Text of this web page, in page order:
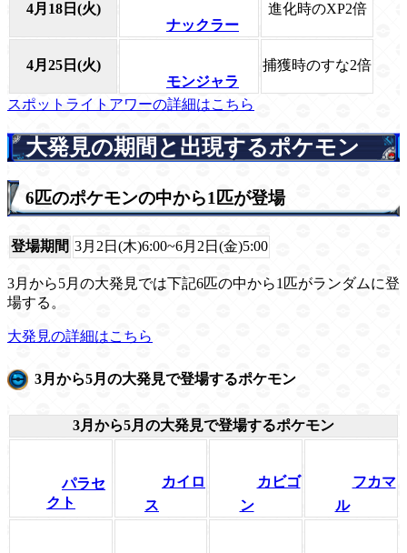
4月18日(火)
ナックラー
進化時のXP2倍
4月25日(火)
モンジャラ
捕獲時のすな2倍
スポットライトアワーの詳細はこちら
大発見の期間と出現するポケモン
6匹のポケモンの中から1匹が登場
登場期間 3月2日(木)6:00~6月2日(金)5:00
3月から5月の大発見では下記6匹の中から1匹がランダムに登
場する。
大発見の詳細はこちら
3月から5月の大発見で登場するポケモン
3月から5月の大発見で登場するポケモン
パラセ
クト
カイロ
ス
カビゴ
ン
フカマ
ル